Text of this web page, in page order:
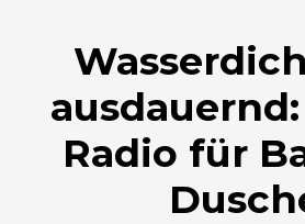
Radio für